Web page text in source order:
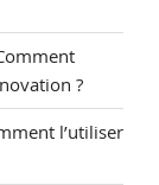
?
l’utiliser